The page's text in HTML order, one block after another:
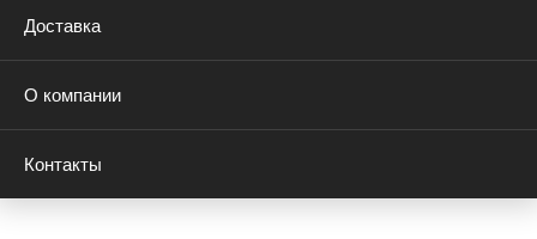
Доставка
О компании
Контакты